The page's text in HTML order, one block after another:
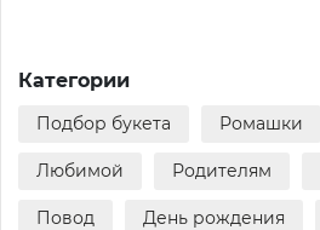
Категории
Подбор букета Ромашки
Любимой Родителям
Повод День рождения